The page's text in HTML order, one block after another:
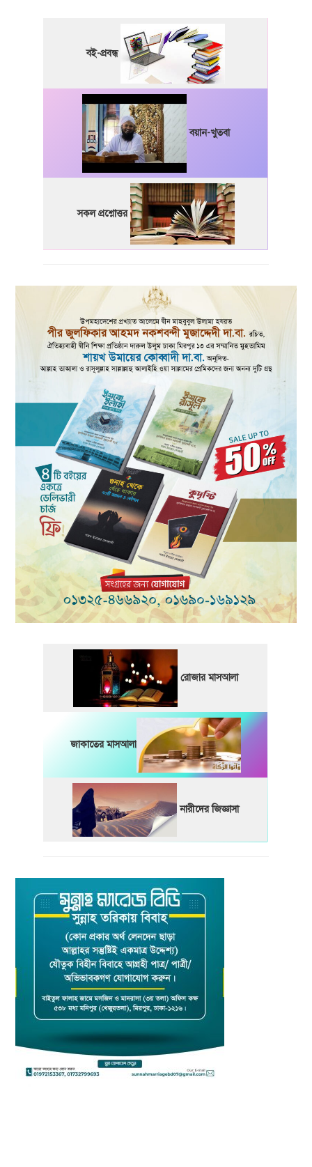
বই-প্রবন্ধ
বয়ান-খুতবা
সকল প্রশ্নোত্তর
রোজার মাসআলা
জাকাতের মাসআলা
নারীদের জিজ্ঞাসা